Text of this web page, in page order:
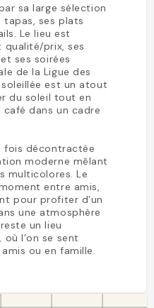
sa large sélection
tapas, ses plats
Le lieu est
prix, ses
ses soirées
de la Ligue des
est un atout
du soleil tout en
dans un cadre
fois décontractée
moderne mêlant
multicolores. Le
entre amis,
pour profiter d’un
une atmosphère
un lieu
l’on se sent
ou en famille.